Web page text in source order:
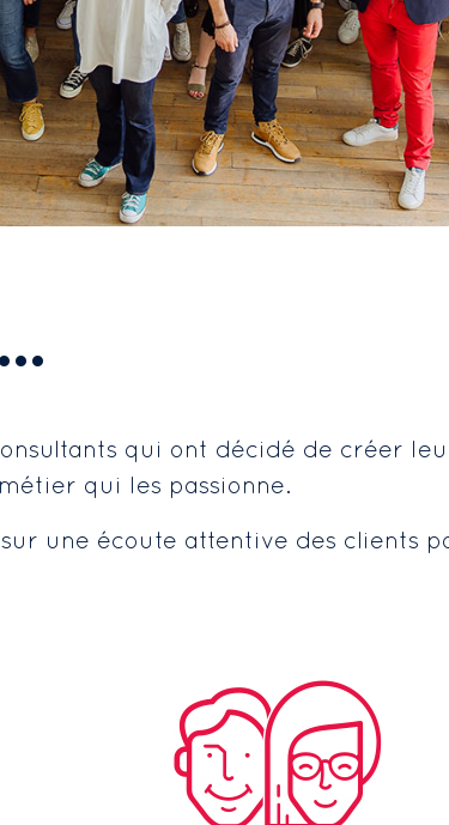
qui ont décidé de créer
qui les passionne.
une écoute attentive des clients